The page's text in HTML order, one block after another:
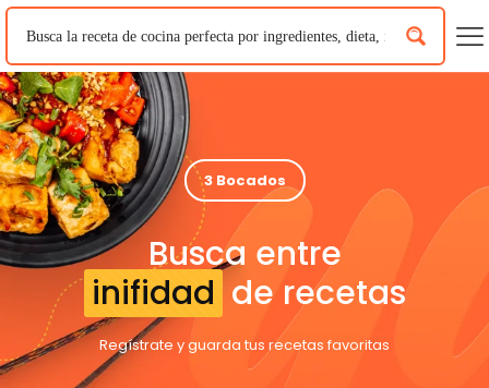
3 Bocados
Busca entre
inifidad de recetas
Regístrate y guarda tus recetas favoritas